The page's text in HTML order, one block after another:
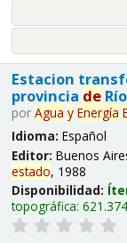
Estacion
provincia de
por Agua y Energía
Idioma: Español
Editor: Buenos
estado, 1988
Disponibilidad:
topográfica: